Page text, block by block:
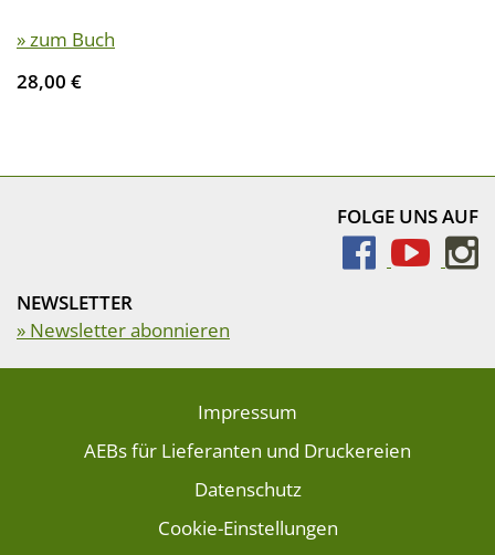
» zum Buch
28,00 €
FOLGE UNS AUF
NEWSLETTER
» Newsletter abonnieren
Impressum
AEBs für Lieferanten und Druckereien
Datenschutz
Cookie-Einstellungen